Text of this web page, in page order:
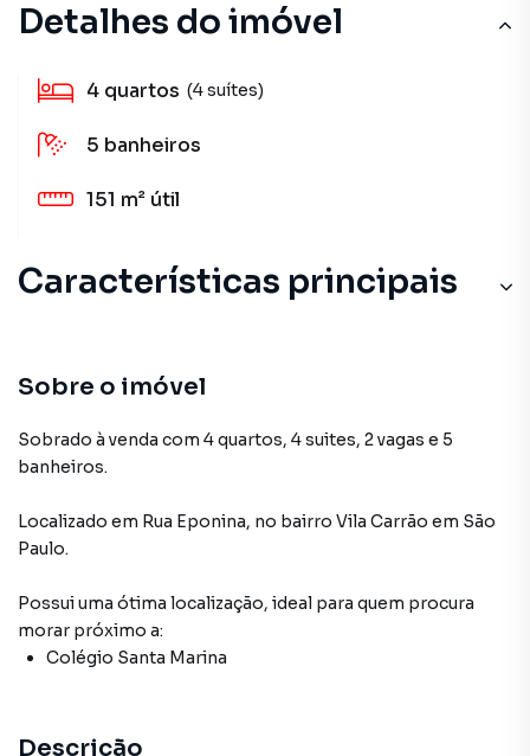
Detalhes do imóvel
4 quartos (4 suítes)
5 banheiros
151 m² útil
Características principais
Sobre o imóvel
Sobrado à venda com 4 quartos, 4 suites, 2 vagas e 5
banheiros.
Localizado em Rua Eponina, no bairro Vila Carrão em São
Paulo.
Possui uma ótima localização, ideal para quem procura
morar próximo a:
Colégio Santa Marina
Descrição